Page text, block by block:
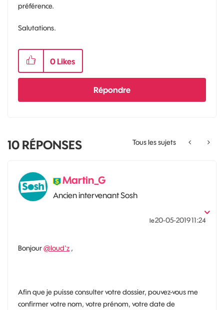
préférence.
Salutations.
0 Likes
Répondre
Tous les sujets
10 RÉPONSES
Martin_G
Ancien intervenant Sosh
le‎20-05-201911:24
Bonjour@loud'z ,
Afin que je puisse consulter votre dossier, pouvez-vous me
confirmer votre nom, votre prénom, votre date de